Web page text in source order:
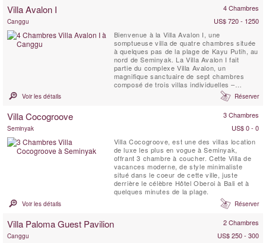
clubs, Villa Gendang is the perfect luxury
Villa Avalon I 4 Chambres
Canggu
US$ 720 - 1250
Bienvenue à la Villa Avalon I, une
somptueuse villa de quatre chambres située
à quelques pas de la plage de Kayu Putih, au
nord de Seminyak. La Villa Avalon I fait
partie du complexe Villa Avalon, un
magnifique sanctuaire de sept chambres
composé de trois villas individuelles –
chacune nichée au cœur de splendides
jardins paysagers avec piscine privée.
flexibilité des configurations de chambres
Voir les détails Réserver
Villa Cocogroove 3 Chambres
Seminyak
US$ 0 - 0
Villa Cocogroove, est une des villas location
de luxe les plus en vogue à Seminyak,
offrant 3 chambre à coucher. Cette Villa de
vacances moderne, de style minimaliste
situé dans le coeur de cette ville, juste
derrière le célèbre Hôtel Oberoi à Bali et à
quelques minutes de la plage.
Voir les détails Réserver
Villa Paloma Guest Pavilion 2 Chambres
Canggu
US$ 250 - 300